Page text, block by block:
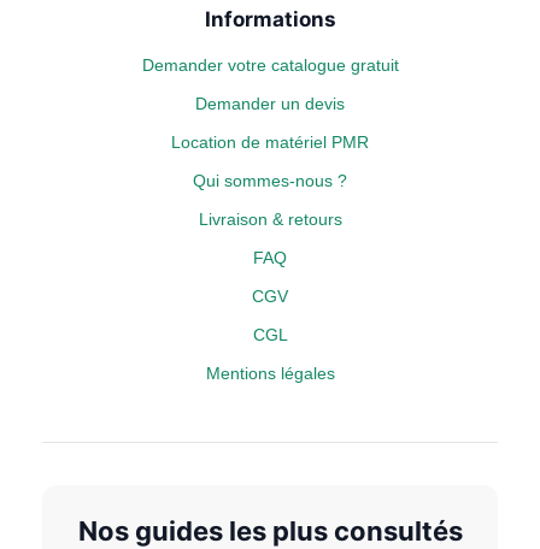
Informations
Demander votre catalogue gratuit
Demander un devis
Location de matériel PMR
Qui sommes-nous ?
Livraison & retours
FAQ
CGV
CGL
Mentions légales
Nos guides les plus consultés